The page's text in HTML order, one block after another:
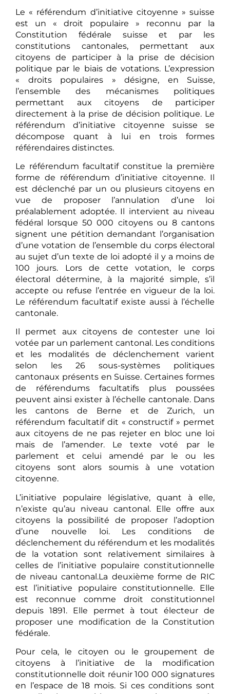
Le « référendum d’initiative citoyenne » suisse
est un « droit populaire » reconnu par la
Constitution fédérale suisse et par les
constitutions cantonales, permettant aux
citoyens de participer à la prise de décision
politique par le biais de votations. L’expression
« droits populaires » désigne, en Suisse,
l’ensemble des mécanismes politiques
permettant aux citoyens de participer
directement à la prise de décision politique. Le
référendum d’initiative citoyenne suisse se
décompose quant à lui en trois formes
référendaires distinctes.
Le référendum facultatif constitue la première
forme de référendum d’initiative citoyenne. Il
est déclenché par un ou plusieurs citoyens en
vue de proposer l’annulation d’une loi
préalablement adoptée. Il intervient au niveau
fédéral lorsque 50 000 citoyens ou 8 cantons
signent une pétition demandant l’organisation
d’une votation de l’ensemble du corps électoral
au sujet d’un texte de loi adopté il y a moins de
100 jours. Lors de cette votation, le corps
électoral détermine, à la majorité simple, s’il
accepte ou refuse l’entrée en vigueur de la loi.
Le référendum facultatif existe aussi à l’échelle
cantonale.
Il permet aux citoyens de contester une loi
votée par un parlement cantonal. Les conditions
et les modalités de déclenchement varient
selon les 26 sous-systèmes politiques
cantonaux présents en Suisse. Certaines formes
de référendums facultatifs plus poussées
peuvent ainsi exister à l’échelle cantonale. Dans
les cantons de Berne et de Zurich, un
référendum facultatif dit « constructif » permet
aux citoyens de ne pas rejeter en bloc une loi
mais de l’amender. Le texte voté par le
parlement et celui amendé par le ou les
citoyens sont alors soumis à une votation
citoyenne.
L’initiative populaire législative, quant à elle,
n’existe qu’au niveau cantonal. Elle offre aux
citoyens la possibilité de proposer l’adoption
d’une nouvelle loi. Les conditions de
déclenchement du référendum et les modalités
de la votation sont relativement similaires à
celles de l’initiative populaire constitutionnelle
de niveau cantonal.La deuxième forme de RIC
est l’initiative populaire constitutionnelle. Elle
est reconnue comme droit constitutionnel
depuis 1891. Elle permet à tout électeur de
proposer une modification de la Constitution
fédérale.
Pour cela, le citoyen ou le groupement de
citoyens à l’initiative de la modification
constitutionnelle doit réunir 100 000 signatures
en l’espace de 18 mois. Si ces conditions sont